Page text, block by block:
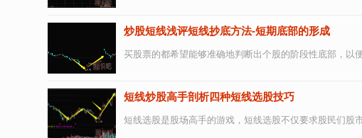
炒股短线浅评短线抄底方法-短期底部的形成
买股票的都希望能够准确地判断出个股的阶段性底部，
短线炒股高手剖析四种短线选股技巧
短线选股是股场高手的游戏，短线选股不仅要求股民们